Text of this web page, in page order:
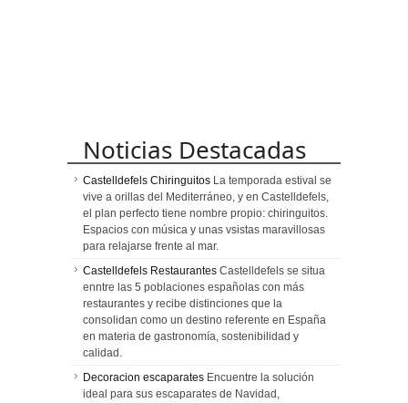
Noticias Destacadas
Castelldefels Chiringuitos La temporada estival se
vive a orillas del Mediterráneo, y en Castelldefels,
el plan perfecto tiene nombre propio: chiringuitos.
Espacios con música y unas vsistas maravillosas
para relajarse frente al mar.
Castelldefels Restaurantes Castelldefels se situa
enntre las 5 poblaciones españolas con más
restaurantes y recibe distinciones que la
consolidan como un destino referente en España
en materia de gastronomía, sostenibilidad y
calidad.
Decoracion escaparates Encuentre la solución
ideal para sus escaparates de Navidad,